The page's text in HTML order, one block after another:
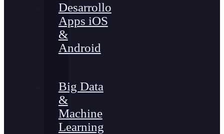
Desarrollo
Apps iOS
&
Android
Big Data
&
Machine
Learning